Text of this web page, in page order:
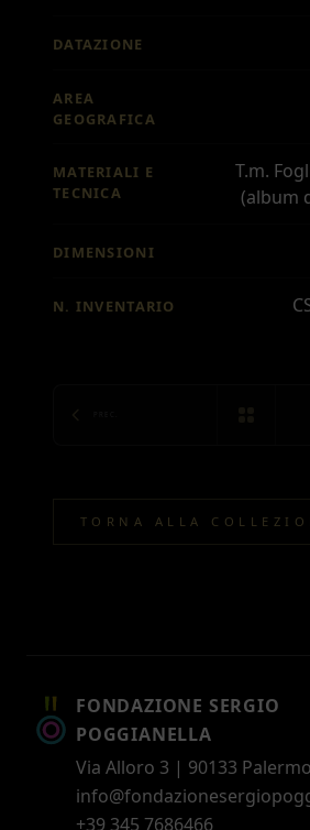
DATAZIONE
AREA
GEOGRAFICA
MATERIALI E
TECNICA
T.m.
(album
DIMENSIONI
N. INVENTARIO
TORNA ALLA
FONDAZIONE SERGIO
POGGIANELLA
Via Alloro 3 | 90133
+39 345 7686466